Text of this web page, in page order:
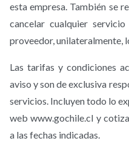
esta empresa. También se
cancelar cualquier
proveedor, unilateralmente,
Las tarifas y condiciones
aviso y son de exclusiva
servicios. Incluyen todo lo
web www.gochile.cl y
a las fechas indicadas.